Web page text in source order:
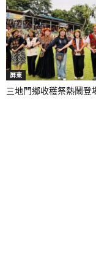
屏東
三地門鄉收穫祭熱鬧